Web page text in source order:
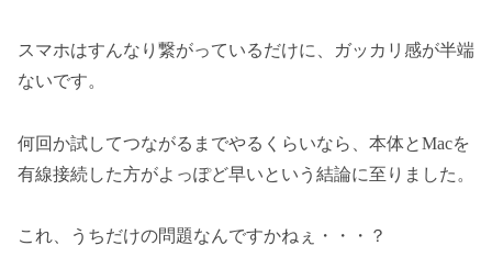
スマホはすんなり繋がっているだけに、ガッカリ感が半端
ないです。
何回か試してつながるまでやるくらいなら、本体とMacを
有線接続した方がよっぽど早いという結論に至りました。
これ、うちだけの問題なんですかねぇ・・・？